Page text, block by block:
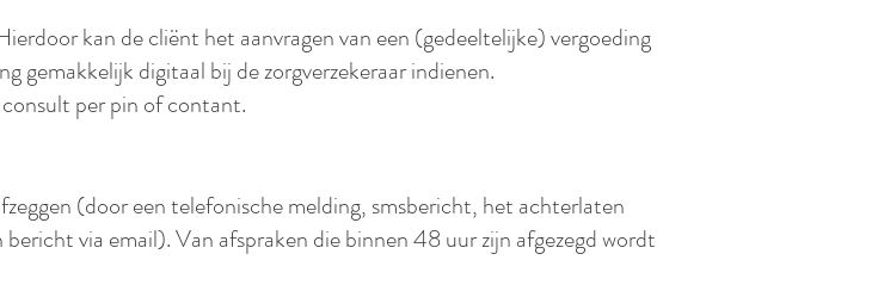
kan de cliënt het aanvragen van een (gedeeltelijke) vergoeding
gemakkelijk digitaal bij de zorgverzekeraar indienen.
per pin of contant.
(door een telefonische melding, smsbericht, het achterlaten
via email). Van afspraken die binnen 48 uur zijn afgezegd wordt